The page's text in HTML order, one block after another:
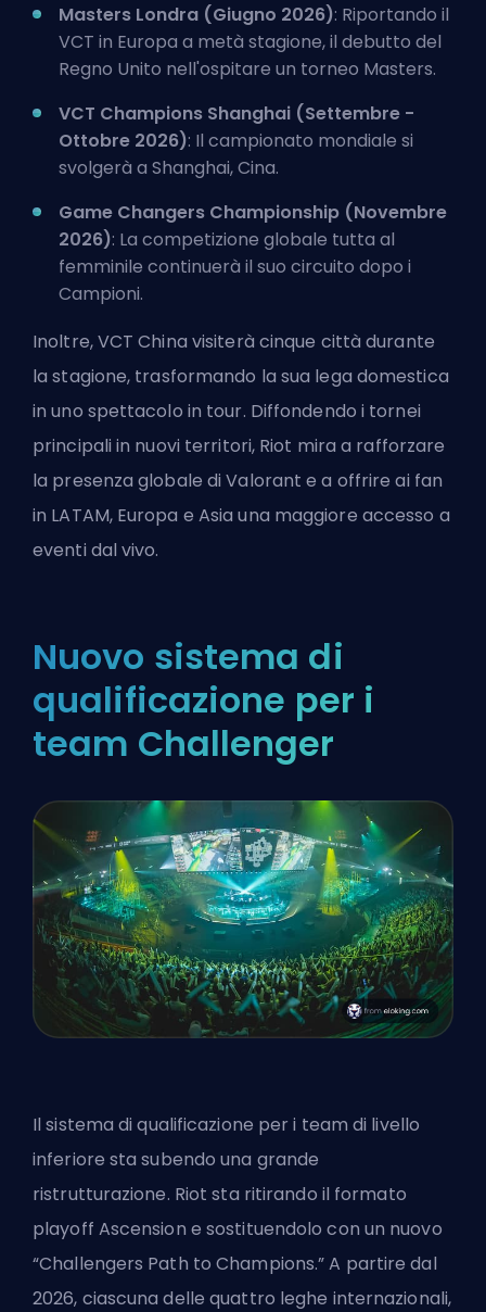
Masters Londra (Giugno 2026): Riportando il
VCT in Europa a metà stagione, il debutto del
Regno Unito nell'ospitare un torneo Masters.
VCT Champions Shanghai (Settembre -
Ottobre 2026): Il campionato mondiale si
svolgerà a Shanghai, Cina.
Game Changers Championship (Novembre
2026): La competizione globale tutta al
femminile continuerà il suo circuito dopo i
Campioni.
Inoltre, VCT China visiterà cinque città durante
la stagione, trasformando la sua lega domestica
in uno spettacolo in tour. Diffondendo i tornei
principali in nuovi territori, Riot mira a rafforzare
la presenza globale di Valorant e a offrire ai fan
in LATAM, Europa e Asia una maggiore accesso a
eventi dal vivo.
Nuovo sistema di
qualificazione per i
team Challenger
Il sistema di qualificazione per i team di livello
inferiore sta subendo una grande
ristrutturazione. Riot sta ritirando il formato
playoff Ascension e sostituendolo con un nuovo
“Challengers Path to Champions.” A partire dal
2026, ciascuna delle quattro leghe internazionali,